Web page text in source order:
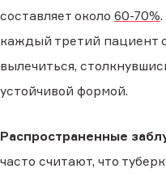
составляет около 60-70%
каждый третий пациент
вылечиться,
устойчивой формой.
Распространенные
часто считают, что